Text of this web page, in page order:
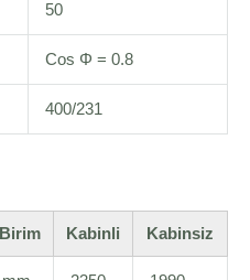
50
Cos Φ = 0.8
400/231
Birim Kabinli Kabinsiz